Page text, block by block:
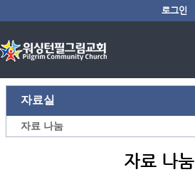
로그인
자료실
자료 나눔
자료 나눔